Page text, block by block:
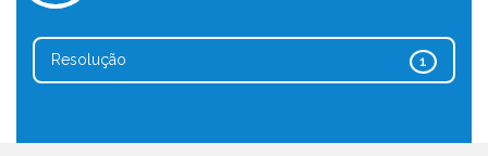
1
Resolução